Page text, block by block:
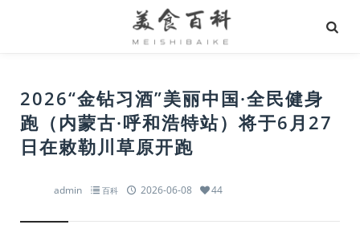
2026“金钻习酒”美丽中国·全民健身
跑（内蒙古·呼和浩特站）将于6月27
日在敕勒川草原开跑
admin 百科 2026-06-08 44